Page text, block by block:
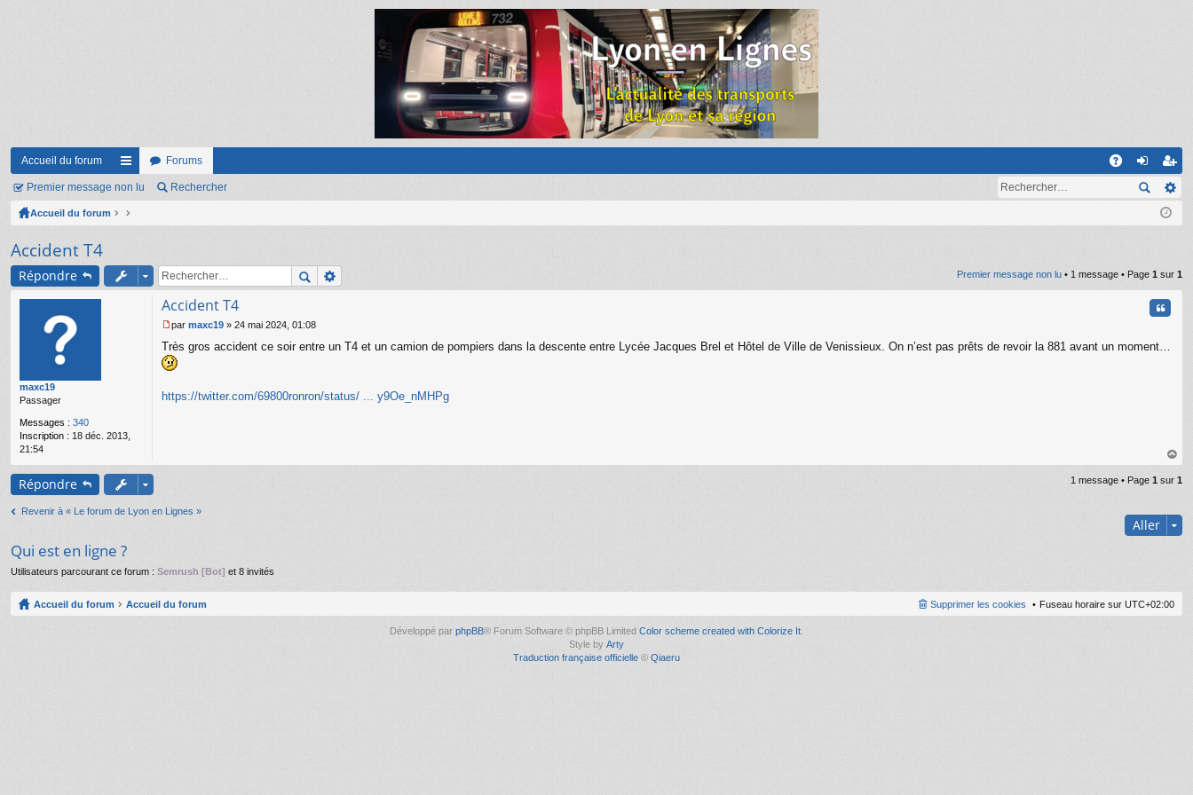
Accueil du forum
ac
co
ci
s
Forums
on ns
cri
Premier message non lu Rechercher
Accueil du forum
Accident T4
Répondre Premier message non lu • 1 message • Page 1 sur 1
maxc19
Passager
Messages : 340
Inscription : 18 déc. 2013,
21:54
Accident T4
e
s
s
g
l
par maxc19 » 24 mai 2024, 01:08
Très gros accident ce soir entre un T4 et un camion de pompiers dans la descente entre Lycée Jacques Brel et Hôtel de Ville de Venissieux. On n’est pas prêts de revoir la 881 avant un moment…
https://twitter.com/69800ronron/status/ ... y9Oe_nMHPg
au
t
Répondre 1 message • Page 1 sur 1
Revenir à « Le forum de Lyon en Lignes »
Aller
Qui est en ligne ?
Utilisateurs parcourant ce forum : Semrush [Bot] et 8 invités
Accueil du forum Accueil du forum Fuseau horaire sur UTC+02:00
Supprimer les cookies
Développé par phpBB® Forum Software © phpBB Limited Color scheme created with Colorize It
Style by Arty
Traduction française officielle © Qiaeru